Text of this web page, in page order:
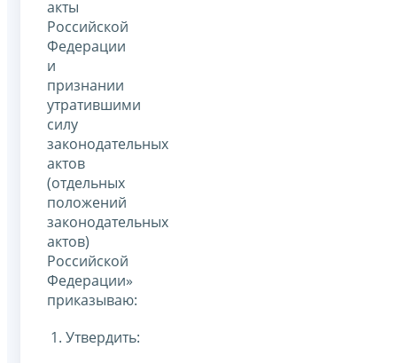
акты
Российской
Федерации
и
признании
утратившими
силу
законодательных
актов
(отдельных
положений
законодательных
актов)
Российской
Федерации»
приказываю:
1. Утвердить: